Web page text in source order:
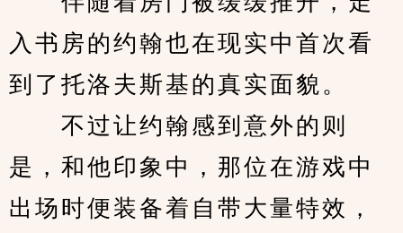
入书房的约翰也在现实中首次看
到了托洛夫斯基的真实面貌。
不过让约翰感到意外的则
是，和他印象中，那位在游戏中
出场时便装备着自带大量特效，